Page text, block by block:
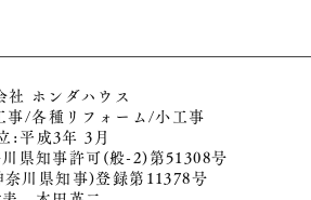
社 ホンダハウス
事/各種リフォーム/小工事
:平成3年 3月
県知事許可(般-2)第51308号
奈川県知事)登録第11378号